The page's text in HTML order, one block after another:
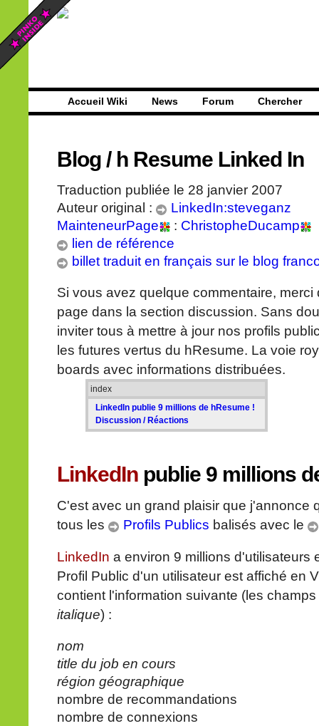
Accueil Wiki News Forum Chercher
Blog / h Resume Linked In
Traduction publiée le 28 janvier 2007
Auteur original :
LinkedIn:steveganz
MainteneurPage
: ChristopheDucamp
lien de référence
billet traduit en français sur le blog
Si vous avez quelque commentaire,
page dans la section discussion. Sans
inviter tous à mettre à jour nos profils
les futures vertus du hResume. La voie
boards avec informations distribuées.
index
LinkedIn publie 9 millions de hResume !
Discussion / Réactions
LinkedIn publie 9 millions
C'est avec un grand plaisir que j'annonce
tous les
Profils Publics balisés avec le
LinkedIn a environ 9 millions d'utilisateurs
Profil Public d'un utilisateur est affiché en
contient l'information suivante (les
italique) :
nom
title du job en cours
région géographique
nombre de recommandations
nombre de connexions